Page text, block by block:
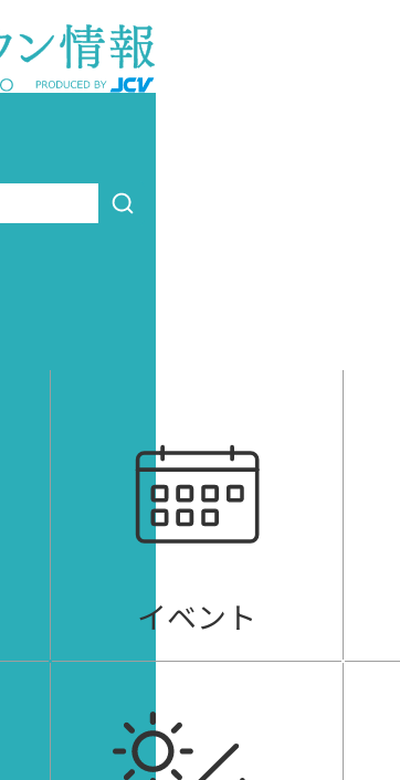
イベント